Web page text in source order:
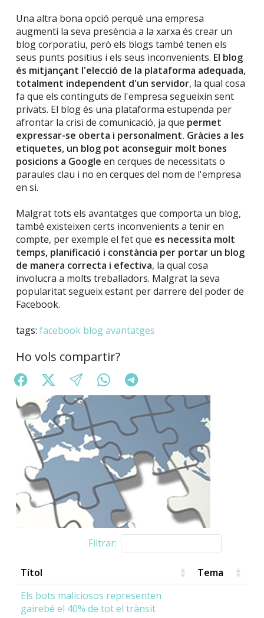
Una altra bona opció perquè una empresa
augmenti la seva presència a la xarxa és crear un
blog corporatiu, però els blogs també tenen els
seus punts positius i els seus inconvenients. El blog
és mitjançant l'elecció de la plataforma adequada,
totalment independent d'un servidor, la qual cosa
fa que els continguts de l'empresa segueixin sent
privats. El blog és una plataforma estupenda per
afrontar la crisi de comunicació, ja que permet
expressar-se oberta i personalment. Gràcies a les
etiquetes, un blog pot aconseguir molt bones
posicions a Google en cerques de necessitats o
paraules clau i no en cerques del nom de l'empresa
en si.
Malgrat tots els avantatges que comporta un blog,
també existeixen certs inconvenients a tenir en
compte, per exemple el fet que es necessita molt
temps, planificació i constància per portar un blog
de manera correcta i efectiva, la qual cosa
involucra a molts treballadors. Malgrat la seva
popularitat segueix estant per darrere del poder de
Facebook.
tags: facebook blogavantatges
Ho vols compartir?
Filtrar:
Títol
Tema
Els bots maliciosos representen
gairebé el 40% de tot el trànsit